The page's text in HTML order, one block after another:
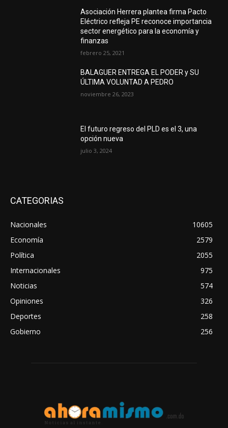
Asociación Herrera plantea firma Pacto
Eléctrico refleja PE reconoce importancia
sector energético para la economía y
finanzas
febrero 25, 2021
BALAGUER ENTREGA EL PODER y SU
ÚLTIMA VOLUNTAD A PEDRO
noviembre 26, 2023
El futuro regreso del PLD es el 3, una
opción nueva
julio 3, 2024
CATEGORIAS
Nacionales
10605
Economía
2579
Política
2055
Internacionales
975
Noticias
574
Opiniones
326
Deportes
258
Gobierno
256